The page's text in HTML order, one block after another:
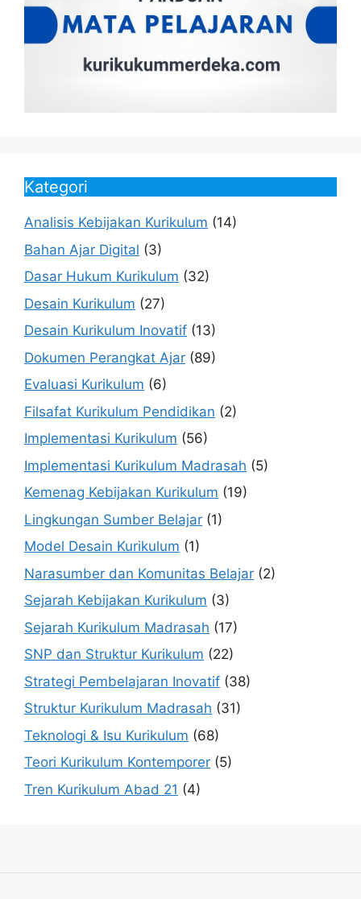
Kategori
Analisis Kebijakan Kurikulum (14)
Bahan Ajar Digital (3)
Dasar Hukum Kurikulum (32)
Desain Kurikulum (27)
Desain Kurikulum Inovatif (13)
Dokumen Perangkat Ajar (89)
Evaluasi Kurikulum (6)
Filsafat Kurikulum Pendidikan (2)
Implementasi Kurikulum (56)
Implementasi Kurikulum Madrasah (5)
Kemenag Kebijakan Kurikulum (19)
Lingkungan Sumber Belajar (1)
Model Desain Kurikulum (1)
Narasumber dan Komunitas Belajar (2)
Sejarah Kebijakan Kurikulum (3)
Sejarah Kurikulum Madrasah (17)
SNP dan Struktur Kurikulum (22)
Strategi Pembelajaran Inovatif (38)
Struktur Kurikulum Madrasah (31)
Teknologi & Isu Kurikulum (68)
Teori Kurikulum Kontemporer (5)
Tren Kurikulum Abad 21 (4)